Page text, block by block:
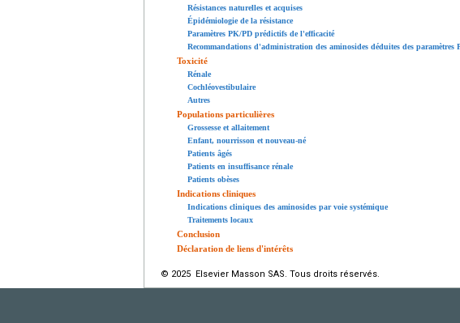
Résistances naturelles et acquises
Épidémiologie de la résistance
Paramètres PK/PD prédictifs de l'efficacité
Recommandations d'administration des aminosides déduites des paramètres
Toxicité
Rénale
Cochléovestibulaire
Autres
Populations particulières
Grossesse et allaitement
Enfant, nourrisson et nouveau-né
Patients âgés
Patients en insuffisance rénale
Patients obèses
Indications cliniques
Indications cliniques des aminosides par voie systémique
Traitements locaux
Conclusion
Déclaration de liens d'intérêts
© 2025 Elsevier Masson SAS. Tous droits réservés.